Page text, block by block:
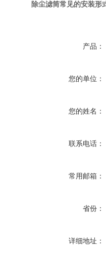
除尘滤筒常见的安装形
产品：
您的单位：
您的姓名：
联系电话：
常用邮箱：
省份：
详细地址：